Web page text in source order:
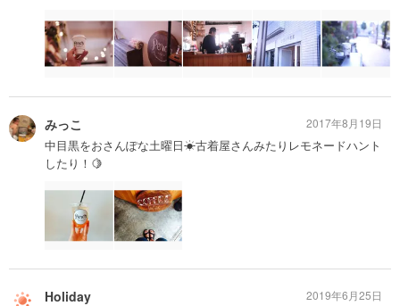
みっこ
中目黒をおさんぽな土曜日☀︎古着屋さんみたりレモネードハント
したり！🍋
2017年8月19日
Holiday 2019年6月25日